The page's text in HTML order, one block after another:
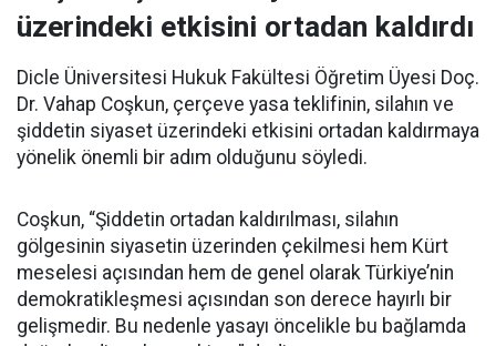
üzerindeki etkisini ortadan kaldırdı
Dicle Üniversitesi Hukuk Fakültesi Öğretim Üyesi Doç.
Dr. Vahap Coşkun, çerçeve yasa teklifinin, silahın ve
şiddetin siyaset üzerindeki etkisini ortadan kaldırmaya
yönelik önemli bir adım olduğunu söyledi.
Coşkun, “Şiddetin ortadan kaldırılması, silahın
gölgesinin siyasetin üzerinden çekilmesi hem Kürt
meselesi açısından hem de genel olarak Türkiye’nin
demokratikleşmesi açısından son derece hayırlı bir
gelişmedir. Bu nedenle yasayı öncelikle bu bağlamda